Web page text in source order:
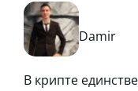
Damir
В крипте